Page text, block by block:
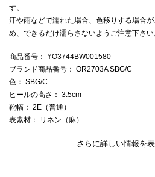
す。
汗や雨などで濡れた場合、色移りする場合
め、できるだけ濡らさないようご注意下さい
商品番号 ： YO3744BW001580
ブランド商品番号 ： OR2703A SBG/C
色 ： SBG/C
ヒールの高さ ： 3.5cm
靴幅 ： 2E（普通）
表素材 ： リネン（麻）
さらに詳しい情報を